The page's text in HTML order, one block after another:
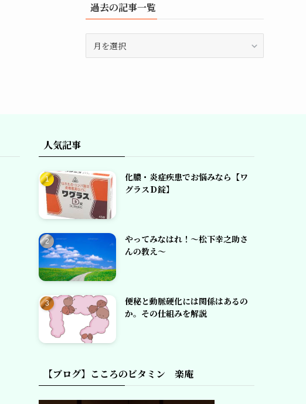
過去の記事一覧
人気記事
化膿・炎症疾患でお悩みなら【ワ
グラスＤ錠】
やってみなはれ！～松下幸之助さ
んの教え～
便秘と動脈硬化には関係はあるの
か。その仕組みを解説
【ブログ】こころのビタミン 楽庵